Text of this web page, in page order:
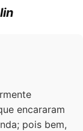
encararam
pois bem,